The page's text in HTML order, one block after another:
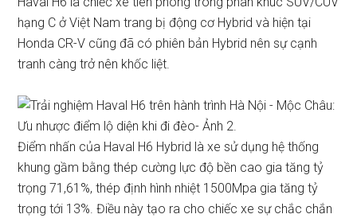
hạng C ở Việt Nam trang bị động cơ Hybrid và hiện tại
Honda CR-V cũng đã có phiên bản Hybrid nên sự cạnh
tranh càng trở nên khốc liệt.
Điểm nhấn của Haval H6 Hybrid là xe sử dụng hệ thống
khung gầm bằng thép cường lực độ bền cao gia tăng tỷ
trọng 71,61%, thép định hình nhiệt 1500Mpa gia tăng tỷ
trọng tới 13%. Điều này tạo ra cho chiếc xe sự chắc chắn